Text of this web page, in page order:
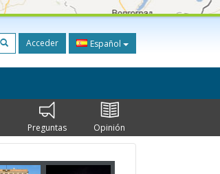
Acceder Español
Preguntas Opinión